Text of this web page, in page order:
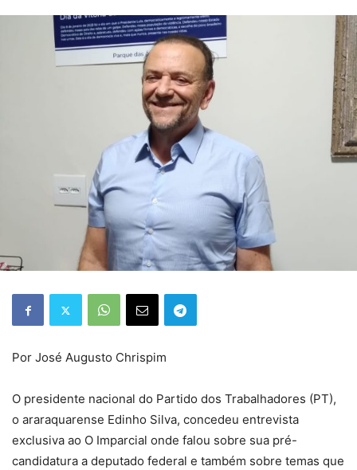
Por José Augusto Chrispim
O presidente nacional do Partido dos Trabalhadores (PT),
o araraquarense Edinho Silva, concedeu entrevista
exclusiva ao O Imparcial onde falou sobre sua pré-
candidatura a deputado federal e também sobre temas que